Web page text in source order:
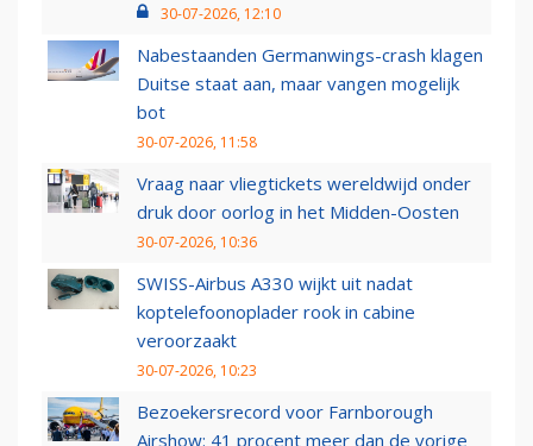
30-07-2026, 12:10
Nabestaanden Germanwings-crash klagen
Duitse staat aan, maar vangen mogelijk
bot
30-07-2026, 11:58
Vraag naar vliegtickets wereldwijd onder
druk door oorlog in het Midden-Oosten
30-07-2026, 10:36
SWISS-Airbus A330 wijkt uit nadat
koptelefoonoplader rook in cabine
veroorzaakt
30-07-2026, 10:23
Bezoekersrecord voor Farnborough
Airshow: 41 procent meer dan de vorige